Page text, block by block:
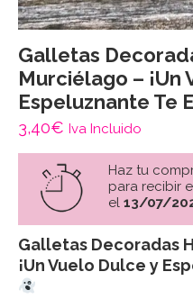
Galletas
Murciélago – ¡Un
Espeluznante Te
3,40€ Iva Incluido
Haz tu
para recibir
el 13/07/
Galletas Decoradas
¡Un Vuelo Dulce y